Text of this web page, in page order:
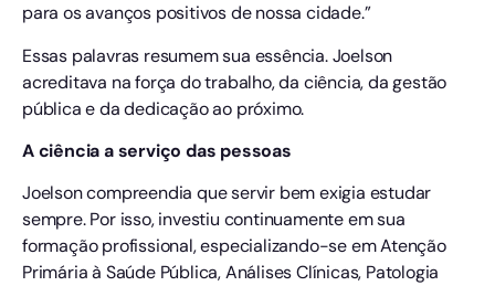
para os avanços positivos de nossa cidade.”
Essas palavras resumem sua essência. Joelson
acreditava na força do trabalho, da ciência, da gestão
pública e da dedicação ao próximo.
A ciência a serviço das pessoas
Joelson compreendia que servir bem exigia estudar
sempre. Por isso, investiu continuamente em sua
formação profissional, especializando-se em Atenção
Primária à Saúde Pública, Análises Clínicas, Patologia